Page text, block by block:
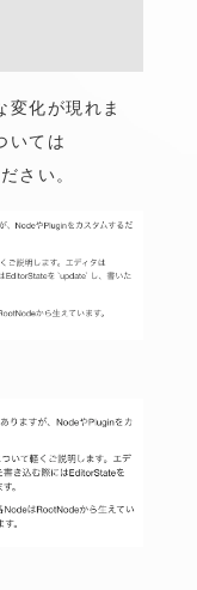
変化が現れま
いては
さい。